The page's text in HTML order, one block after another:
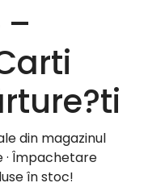
din magazinul
· Împachetare
în stoc!